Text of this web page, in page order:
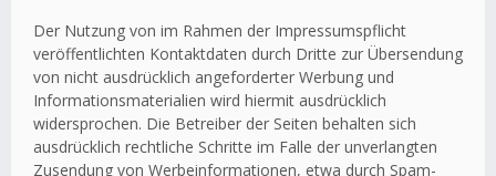
Der Nutzung von im Rahmen der Impressumspflicht
veröffentlichten Kontaktdaten durch Dritte zur Übersendung
von nicht ausdrücklich angeforderter Werbung und
Informationsmaterialien wird hiermit ausdrücklich
widersprochen. Die Betreiber der Seiten behalten sich
ausdrücklich rechtliche Schritte im Falle der unverlangten
Zusendung von Werbeinformationen, etwa durch Spam-